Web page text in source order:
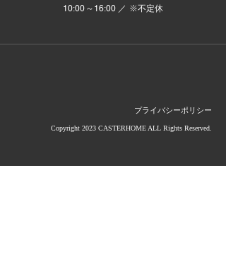
10:00～16:00 ／ ※不定休
プライバシーポリシー
Copyright 2023 CASTERHOME ALL Rights Reserved.